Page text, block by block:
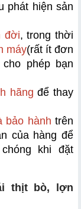
phát hiện sản
đời, trong thời
máy(rất ít đơn
phép bạn
hãng để thay
bảo hành trên
của hàng để
khi đặt
thịt bò, lợn